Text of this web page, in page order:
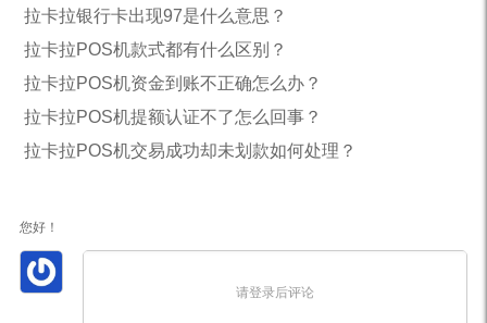
拉卡拉银行卡出现97是什么意思？
拉卡拉POS机款式都有什么区别？
拉卡拉POS机资金到账不正确怎么办？
拉卡拉POS机提额认证不了怎么回事？
拉卡拉POS机交易成功却未划款如何处理？
您好！
请登录后评论